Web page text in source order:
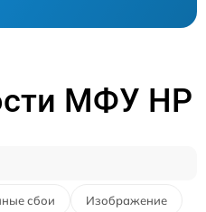
МФУ HP
сбои Изображение